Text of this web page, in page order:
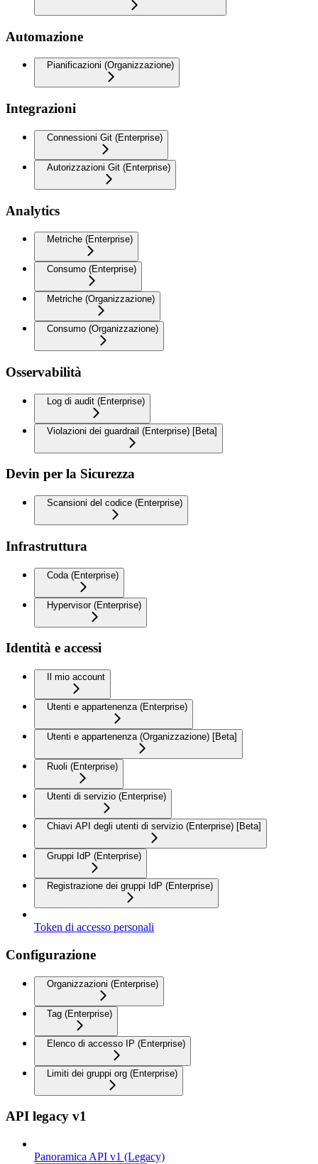
Automazione
Pianificazioni (Organizzazione)
Integrazioni
Connessioni Git (Enterprise)
Autorizzazioni Git (Enterprise)
Analytics
Metriche (Enterprise)
Consumo (Enterprise)
Metriche (Organizzazione)
Consumo (Organizzazione)
Osservabilità
Log di audit (Enterprise)
Violazioni dei guardrail (Enterprise) [Beta]
Devin per la Sicurezza
Scansioni del codice (Enterprise)
Infrastruttura
Coda (Enterprise)
Hypervisor (Enterprise)
Identità e accessi
Il mio account
Utenti e appartenenza (Enterprise)
Utenti e appartenenza (Organizzazione) [Beta]
Ruoli (Enterprise)
Utenti di servizio (Enterprise)
Chiavi API degli utenti di servizio (Enterprise) [Beta]
Gruppi IdP (Enterprise)
Registrazione dei gruppi IdP (Enterprise)
Token di accesso personali
Configurazione
Organizzazioni (Enterprise)
Tag (Enterprise)
Elenco di accesso IP (Enterprise)
Limiti dei gruppi org (Enterprise)
API legacy v1
Panoramica API v1 (Legacy)